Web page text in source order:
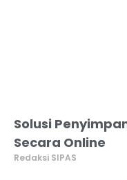
Solusi
Secara Online
Redaksi SIPAS